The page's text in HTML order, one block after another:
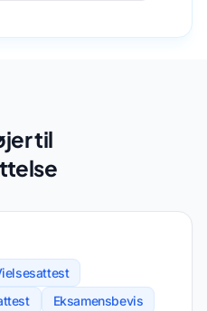
til
Eksamensbevis